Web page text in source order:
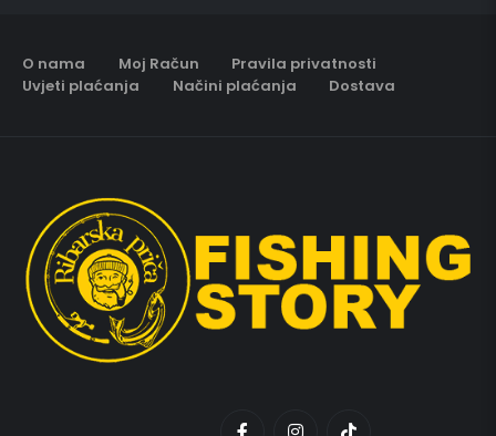
O nama Moj Račun
Pravila privatnosti
Uvjeti plaćanja
Načini plaćanja Dostava